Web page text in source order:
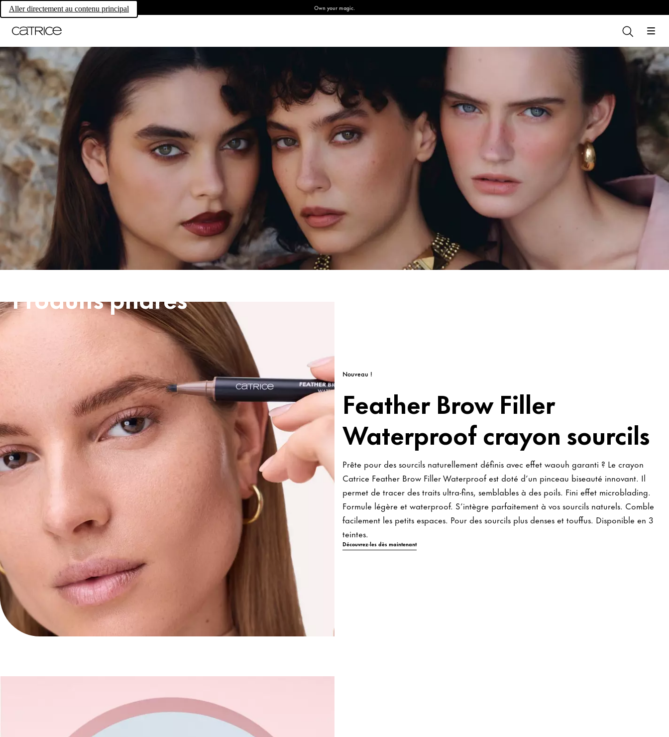
Aller directement au contenu principal Own your magic.
Produits phares
Nouveau !
Feather Brow Filler
Waterproof crayon sourcils
Prête pour des sourcils naturellement définis avec effet waouh garanti ? Le crayon
Catrice Feather Brow Filler Waterproof est doté d’un pinceau biseauté innovant. Il
permet de tracer des traits ultra-fins, semblables à des poils. Fini effet microblading.
Formule légère et waterproof. S’intègre parfaitement à vos sourcils naturels. Comble
facilement les petits espaces. Pour des sourcils plus denses et touffus. Disponible en 3
teintes.
Découvrez-les dès maintenant